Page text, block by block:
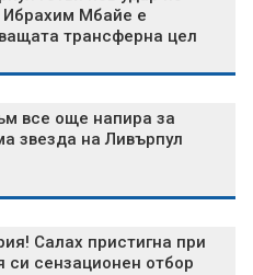
Мбайе е
трансферна цел
все още напира за
звезда на Ливърпул
Салах пристигна при
си сензационен отбор